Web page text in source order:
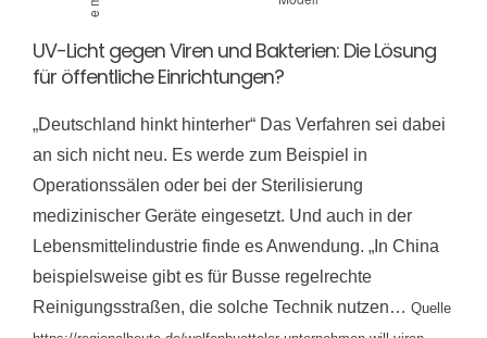
UV-Licht gegen Viren und Bakterien: Die Lösung
für öffentliche Einrichtungen?
„Deutschland hinkt hinterher“ Das Verfahren sei dabei
an sich nicht neu. Es werde zum Beispiel in
Operationssälen oder bei der Sterilisierung
medizinischer Geräte eingesetzt. Und auch in der
Lebensmittelindustrie finde es Anwendung. „In China
beispielsweise gibt es für Busse regelrechte
Reinigungsstraßen, die solche Technik nutzen… Quelle